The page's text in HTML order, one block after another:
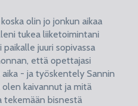
olin jo jonkun aikaa
tukea liiketoimintani
juuri sopivassa
että opettajasi
- ja työskentely Sannin
kaivannut ja mitä
tekemään bisnestä